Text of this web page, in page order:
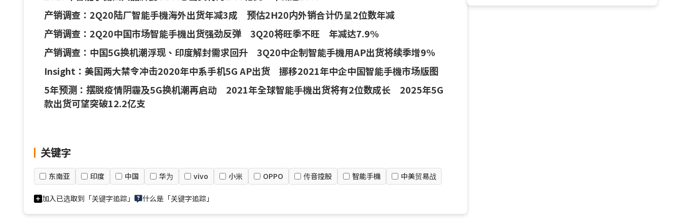
产销调查：2Q20陆厂智能手機海外出货年减3成 预估2H20内外销合计仍呈2位数年减
产销调查：2Q20中国市场智能手機出货强劲反弹 3Q20将旺季不旺 年减达7.9%
产销调查：中国5G换机潮浮现、印度解封需求回升 3Q20中企制智能手機用AP出货将续季增9%
Insight：美国两大禁令冲击2020年中系手机5G AP出货 挪移2021年中企中国智能手機市场版图
5年预测：摆脱疫情阴霾及5G换机潮再启动 2021年全球智能手機出货将有2位数成长 2025年5G
款出货可望突破12.2亿支
关键字
东南亚 印度 中国 华为 vivo 小米 OPPO 传音控股 智能手機 中美贸易战
加入已选取到「关键字追踪」 什么是「关键字追踪」